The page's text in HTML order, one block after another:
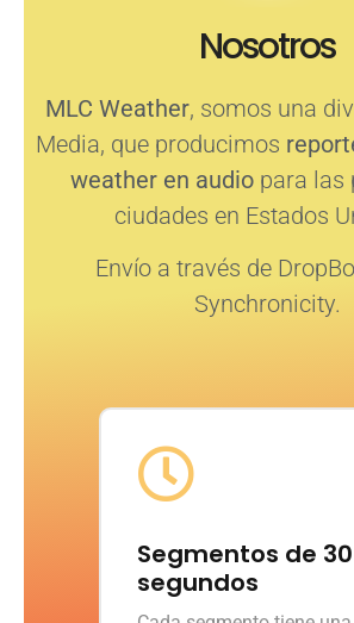
Nosotros
MLC Weather, somos una
Media, que producimos
weather en audio para las
ciudades en Estados
Envío a través de
Synchronicity.
Segmentos de 30
segundos